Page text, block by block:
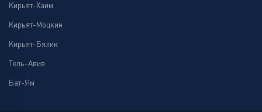
Кирьят-Хаим
Кирьят-Моцкин
Кирьят-Бялик
Тель-Авив
Бат-Ям